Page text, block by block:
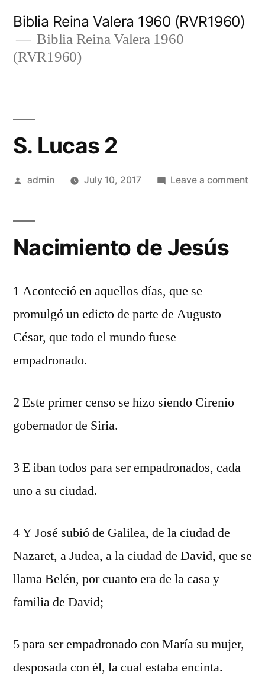
content
Biblia Reina Valera 1960 (RVR1960)
Biblia Reina Valera 1960
(RVR1960)
S. Lucas 2
Posted
admin July 10, 2017 Leave a comment
Nacimiento de Jesús
1 Aconteció en aquellos días, que se
promulgó un edicto de parte de Augusto
César, que todo el mundo fuese
empadronado.
2 Este primer censo se hizo siendo Cirenio
gobernador de Siria.
3 E iban todos para ser empadronados, cada
uno a su ciudad.
4 Y José subió de Galilea, de la ciudad de
Nazaret, a Judea, a la ciudad de David, que se
llama Belén, por cuanto era de la casa y
familia de David;
5 para ser empadronado con María su mujer,
desposada con él, la cual estaba encinta.